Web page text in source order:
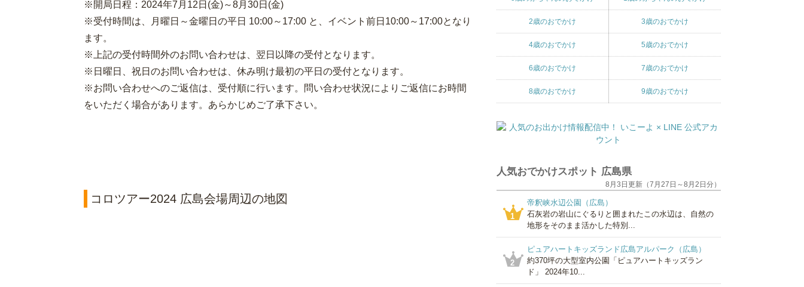
※開局日程：2024年7月12日(金)～8月30日(金)
※受付時間は、月曜日～金曜日の平日 10:00～17:00 と、イベント前日10:00～17:00となり
ます。
※上記の受付時間外のお問い合わせは、翌日以降の受付となります。
※日曜日、祝日のお問い合わせは、休み明け最初の平日の受付となります。
※お問い合わせへのご返信は、受付順に行います。問い合わせ状況によりご返信にお時間
をいただく場合があります。あらかじめご了承下さい。
コロツアー2024 広島会場周辺の地図
2歳のおでかけ 3歳のおでかけ
4歳のおでかけ 5歳のおでかけ
6歳のおでかけ 7歳のおでかけ
8歳のおでかけ 9歳のおでかけ
人気おでかけスポット 広島県
8月3日更新（7月27日～8月2日分）
1
帝釈峡水辺公園（広島）
石灰岩の岩山にぐるりと囲まれたこの水辺は、自然の
地形をそのまま活かした特別...
2
ピュアハートキッズランド広島アルパーク（広島）
約370坪の大型室内公園「ピュアハートキッズラン
ド」 2024年10...